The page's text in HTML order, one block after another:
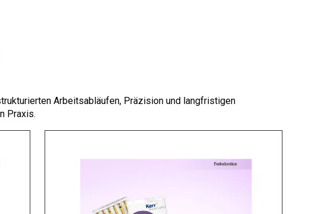
Arbeitsabläufen, Präzision und langfristigen
Praxis.